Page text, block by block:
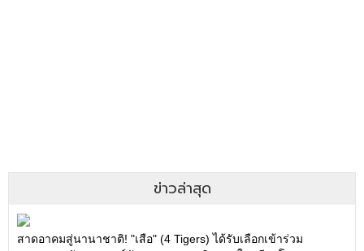
ข่าวล่าสุด
สาดอาคมสู่นานาชาติ! "เสือ" (4 Tigers) ได้รับเลือกเข้าร่วม